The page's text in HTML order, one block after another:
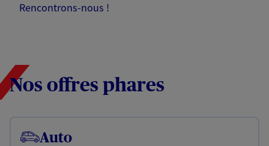
Rencontrons-nous !
Nos offres phares
Auto